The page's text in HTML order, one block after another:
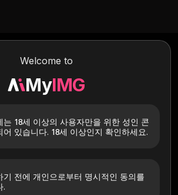
Welcome to
MyIMG
는 18세 이상의 사용자만을 위한 성인 콘
어 있습니다. 18세 이상인지 확인하세요.
기 전에 개인으로부터 명시적인 동의를
.